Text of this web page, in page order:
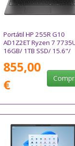
Portátil HP 255R G10
AD1Z2ET Ryzen 7
16GB/ 1TB SSD/ 15.6"/
855,00
€